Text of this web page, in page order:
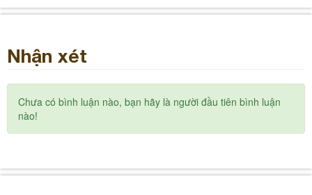
Nhận xét
Chưa có bình luận nào, bạn hãy là người đầu tiên bình luận
nào!